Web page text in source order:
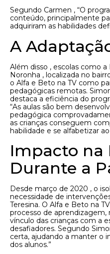
Segundo Carmen , “O
conteúdo, principalmente
adquiriram as habilidades
A
Além disso , escolas como
Noronha , localizada no
o Alfa e Beto na TV como
pedagógicas remotas.
destaca a eficiência do
“As aulas são bem
pedagógica
as crianças conseguem
habilidade e se alfabetizar
Impacto na
Durante a
Desde março de 2020 , o
necessidade de
Teresina. O Alfa e Beto na
processo de
vínculo das crianças com a
desafiadores. Segundo
certa, ajudando a manter o
dos alunos.”